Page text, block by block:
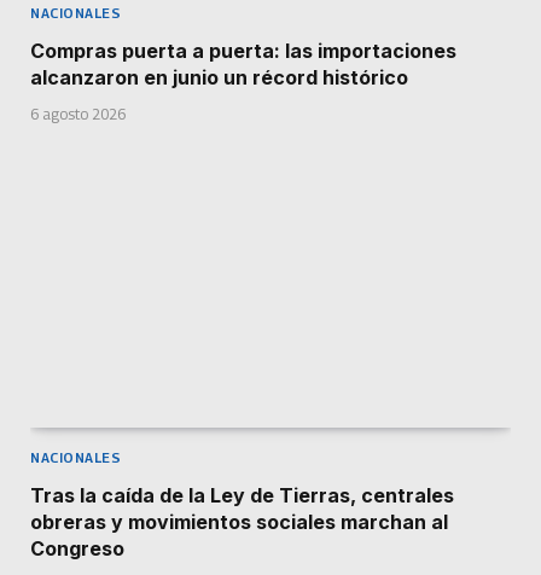
NACIONALES
Compras puerta a puerta: las importaciones
alcanzaron en junio un récord histórico
6 agosto 2026
NACIONALES
Tras la caída de la Ley de Tierras, centrales
obreras y movimientos sociales marchan al
Congreso